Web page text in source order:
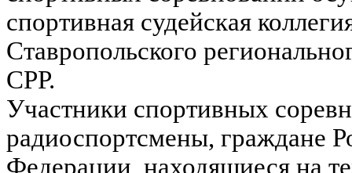
спортивная судейская
Ставропольского
СРР.
Участники спортивных
радиоспортсмены, граждане
Федерации, находящиеся на